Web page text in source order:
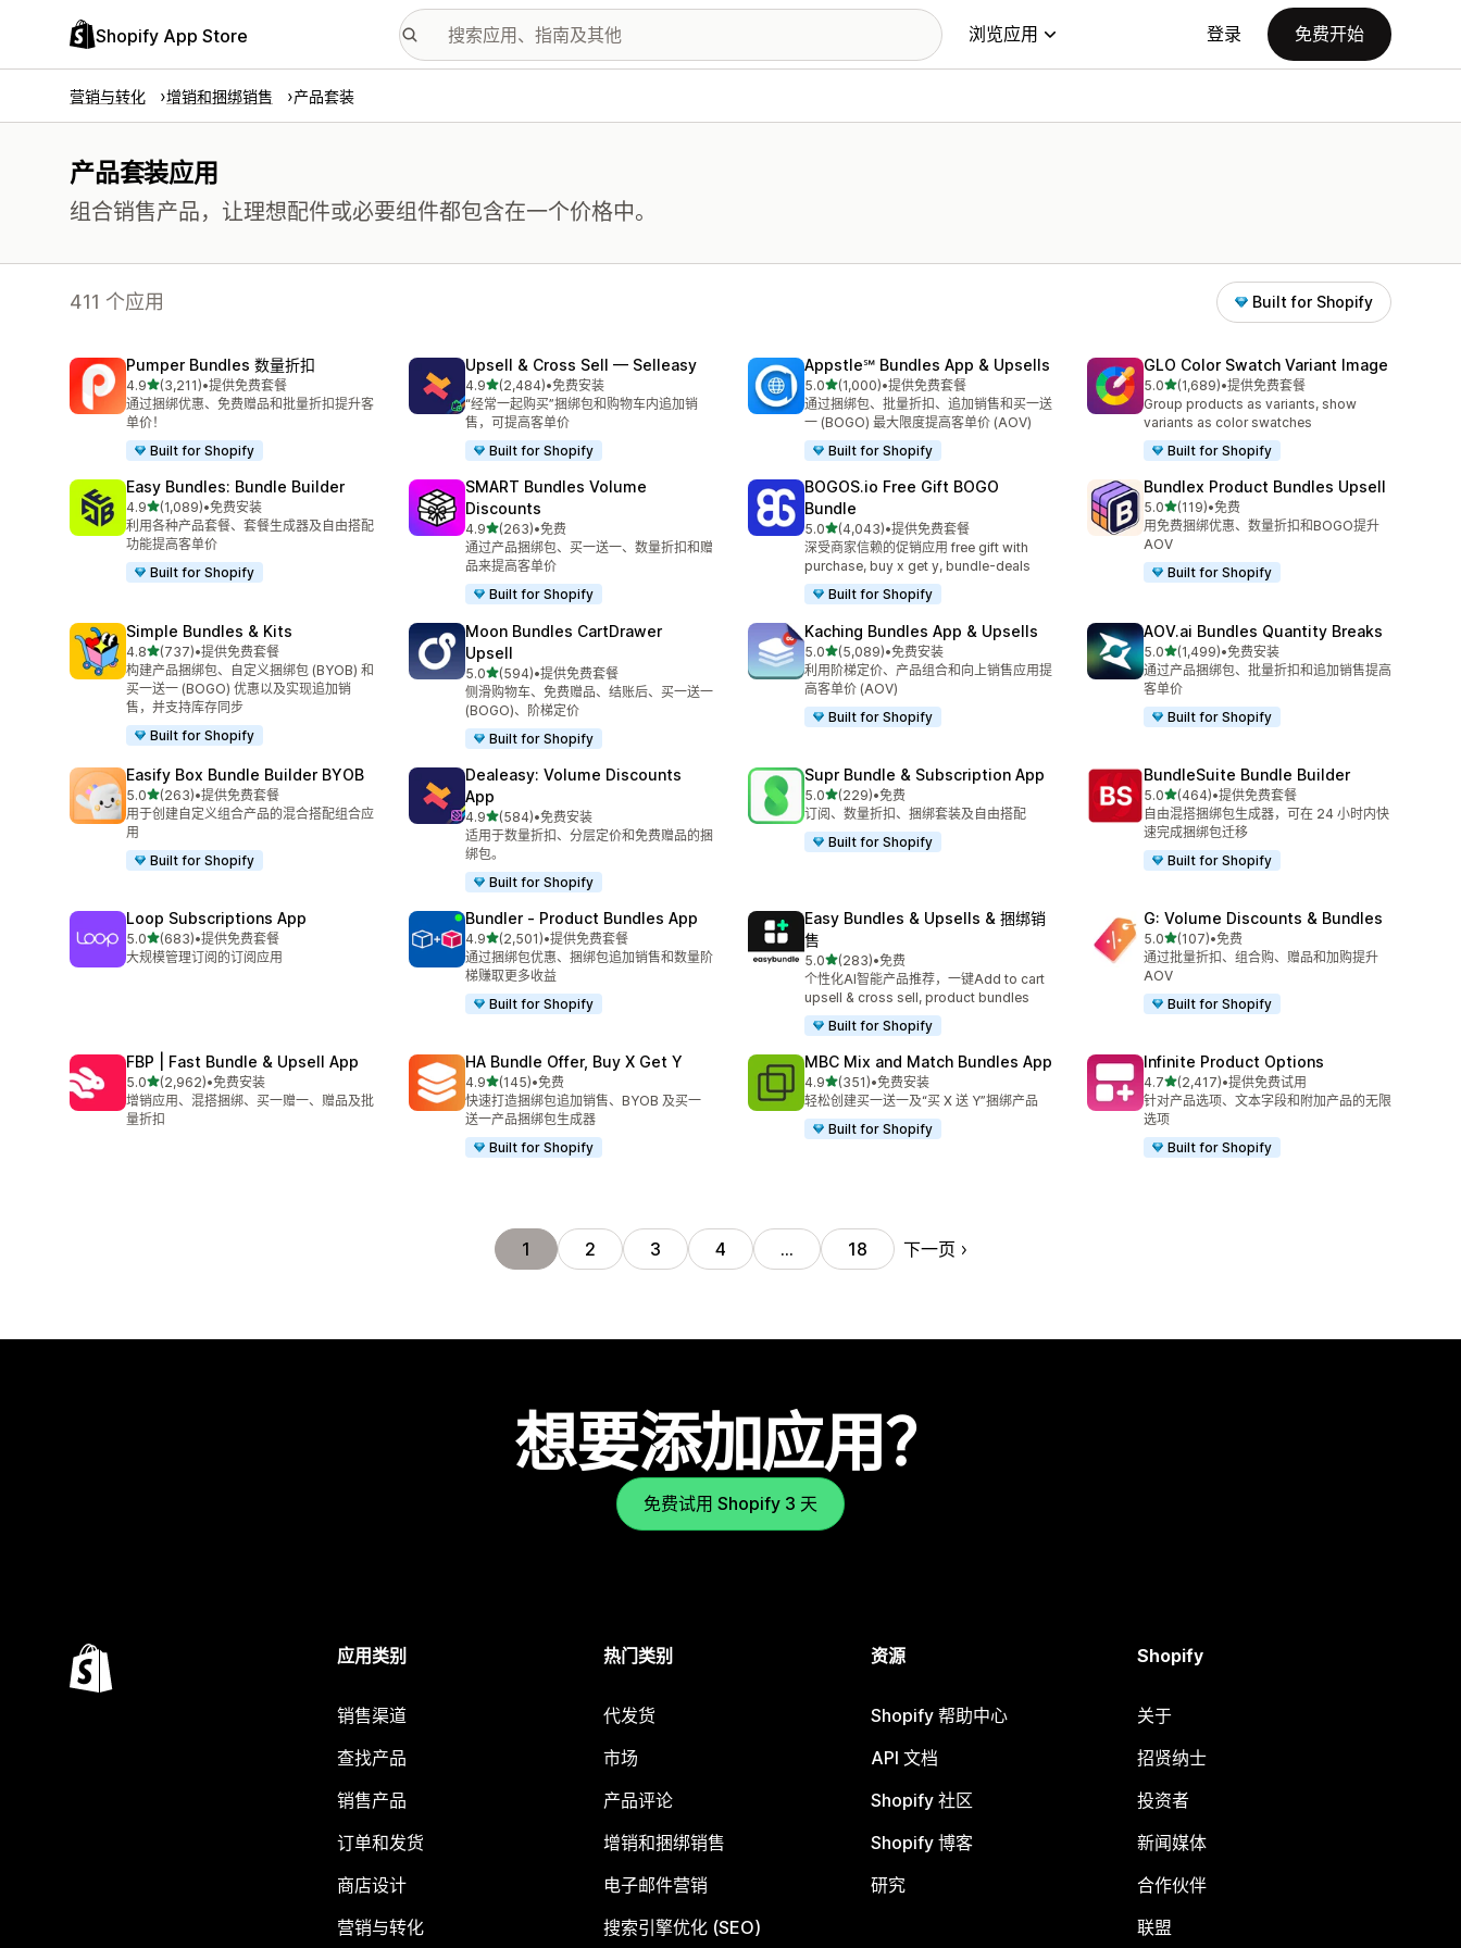
Shopify App Store 浏览应用 登录 免费开始
营销与转化 增销和捆绑销售 产品套装
产品套装应用
组合销售产品，让理想配件或必要组件都包含在一个价格中。
411 个应用 Built for Shopify
Pumper Bundles 数量折扣
4.9星（满分 5 星）
(3,211)
总共 3211 条评论
•提供免费套餐
通过捆绑优惠、免费赠品和批量折扣提升客
单价！
Built for Shopify
Upsell & Cross Sell — Selleasy
4.9星（满分 5 星）
(2,484)
总共 2484 条评论
•免费安装
“经常一起购买”捆绑包和购物车内追加销
售，可提高客单价
Built for Shopify
Appstle℠ Bundles App & Upsells
5.0星（满分 5 星）
(1,000)
总共 1000 条评论
•提供免费套餐
通过捆绑包、批量折扣、追加销售和买一送
一 (BOGO) 最大限度提高客单价 (AOV)
Built for Shopify
GLO Color Swatch Variant Image
5.0星（满分 5 星）
(1,689)
总共 1689 条评论
•提供免费套餐
Group products as variants, show
variants as color swatches
Built for Shopify
Easy Bundles: Bundle Builder
4.9星（满分 5 星）
(1,089)
总共 1089 条评论
•免费安装
利用各种产品套餐、套餐生成器及自由搭配
功能提高客单价
Built for Shopify
SMART Bundles Volume
Discounts
4.9星（满分 5 星）
(263)
总共 263 条评论
•免费
通过产品捆绑包、买一送一、数量折扣和赠
品来提高客单价
Built for Shopify
BOGOS.io Free Gift BOGO
Bundle
5.0星（满分 5 星）
(4,043)
总共 4043 条评论
•提供免费套餐
深受商家信赖的促销应用 free gift with
purchase, buy x get y, bundle-deals
Built for Shopify
Bundlex Product Bundles Upsell
5.0星（满分 5 星）
(119)
总共 119 条评论
•免费
用免费捆绑优惠、数量折扣和BOGO提升
AOV
Built for Shopify
Simple Bundles & Kits
4.8星（满分 5 星）
(737)
总共 737 条评论
•提供免费套餐
构建产品捆绑包、自定义捆绑包 (BYOB) 和
买一送一 (BOGO) 优惠以及实现追加销
售，并支持库存同步
Built for Shopify
Moon Bundles CartDrawer
Upsell
5.0星（满分 5 星）
(594)
总共 594 条评论
•提供免费套餐
侧滑购物车、免费赠品、结账后、买一送一
(BOGO)、阶梯定价
Built for Shopify
Kaching Bundles App & Upsells
5.0星（满分 5 星）
(5,089)
总共 5089 条评论
•免费安装
利用阶梯定价、产品组合和向上销售应用提
高客单价 (AOV)
Built for Shopify
AOV.ai Bundles Quantity Breaks
5.0星（满分 5 星）
(1,499)
总共 1499 条评论
•免费安装
通过产品捆绑包、批量折扣和追加销售提高
客单价
Built for Shopify
Easify Box Bundle Builder BYOB
5.0星（满分 5 星）
(263)
总共 263 条评论
•提供免费套餐
用于创建自定义组合产品的混合搭配组合应
用
Built for Shopify
Dealeasy: Volume Discounts
App
4.9星（满分 5 星）
(584)
总共 584 条评论
•免费安装
适用于数量折扣、分层定价和免费赠品的捆
绑包。
Built for Shopify
Supr Bundle & Subscription App
5.0星（满分 5 星）
(229)
总共 229 条评论
•免费
订阅、数量折扣、捆绑套装及自由搭配
Built for Shopify
BundleSuite Bundle Builder
5.0星（满分 5 星）
(464)
总共 464 条评论
•提供免费套餐
自由混搭捆绑包生成器，可在 24 小时内快
速完成捆绑包迁移
Built for Shopify
Loop Subscriptions App
5.0星（满分 5 星）
(683)
总共 683 条评论
•提供免费套餐
大规模管理订阅的订阅应用
Bundler ‑ Product Bundles App
4.9星（满分 5 星）
(2,501)
总共 2501 条评论
•提供免费套餐
通过捆绑包优惠、捆绑包追加销售和数量阶
梯赚取更多收益
Built for Shopify
Easy Bundles & Upsells & 捆绑销
售
5.0星（满分 5 星）
(283)
总共 283 条评论
•免费
个性化AI智能产品推荐，一键Add to cart
upsell & cross sell, product bundles
Built for Shopify
G: Volume Discounts & Bundles
5.0星（满分 5 星）
(107)
总共 107 条评论
•免费
通过批量折扣、组合购、赠品和加购提升
AOV
Built for Shopify
FBP | Fast Bundle & Upsell App
5.0星（满分 5 星）
(2,962)
总共 2962 条评论
•免费安装
增销应用、混搭捆绑、买一赠一、赠品及批
量折扣
HA Bundle Offer, Buy X Get Y
4.9星（满分 5 星）
(145)
总共 145 条评论
•免费
快速打造捆绑包追加销售、BYOB 及买一
送一产品捆绑包生成器
Built for Shopify
MBC Mix and Match Bundles App
4.9星（满分 5 星）
(351)
总共 351 条评论
•免费安装
轻松创建买一送一及“买 X 送 Y”捆绑产品
Built for Shopify
Infinite Product Options
4.7星（满分 5 星）
(2,417)
总共 2417 条评论
•提供免费试用
针对产品选项、文本字段和附加产品的无限
选项
Built for Shopify
1 2 3 4 … 18 下一页
想要添加应用？
免费试用 Shopify 3 天
应用类别
销售渠道
查找产品
销售产品
订单和发货
商店设计
营销与转化
热门类别
代发货
市场
产品评论
增销和捆绑销售
电子邮件营销
搜索引擎优化 (SEO)
资源
Shopify 帮助中心
API 文档
Shopify 社区
Shopify 博客
研究
Shopify
关于
招贤纳士
投资者
新闻媒体
合作伙伴
联盟